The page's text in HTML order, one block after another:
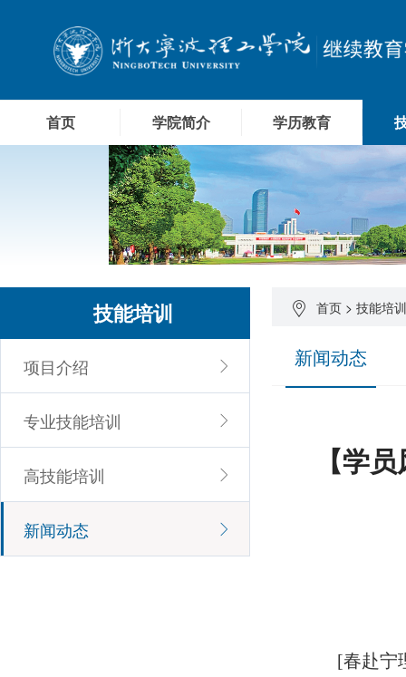
首页 学院简介 学历教育
首页 > 技能培训
新闻动态
【学
[春赴宁
技能培训
项目介绍
专业技能培训
高技能培训
新闻动态